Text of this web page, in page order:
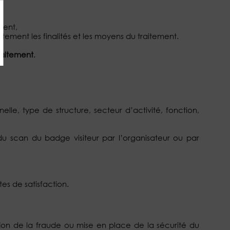
les finalités et les moyens du traitement.
.
type de structure, secteur d’activité, fonction,
scan du badge visiteur par l’organisateur ou par
de satisfaction.
de la fraude ou mise en place de la sécurité du